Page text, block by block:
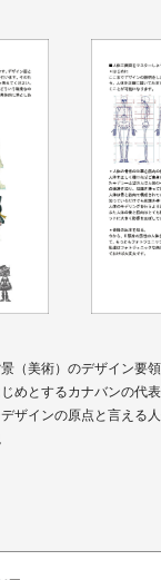
（美術）のデザイン要
めとするカナバンの代
ザインの原点と言える